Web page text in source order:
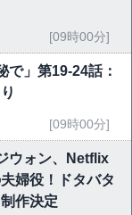
[09時00分]
で」第19-24話：
[09時00分]
ウォン、Netflix
婦役！ドタバタ
作決定